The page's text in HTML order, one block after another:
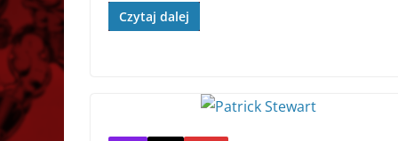
o
g
Czytaj dalej